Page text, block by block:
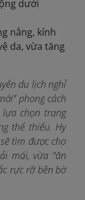
dưới
nắng, kính
da, vừa tăng
du lịch nghỉ
phong cách
lựa chọn trang
thể thiếu. Hy
tìm được cho
mái, vừa “ăn
rực rỡ bên bờ